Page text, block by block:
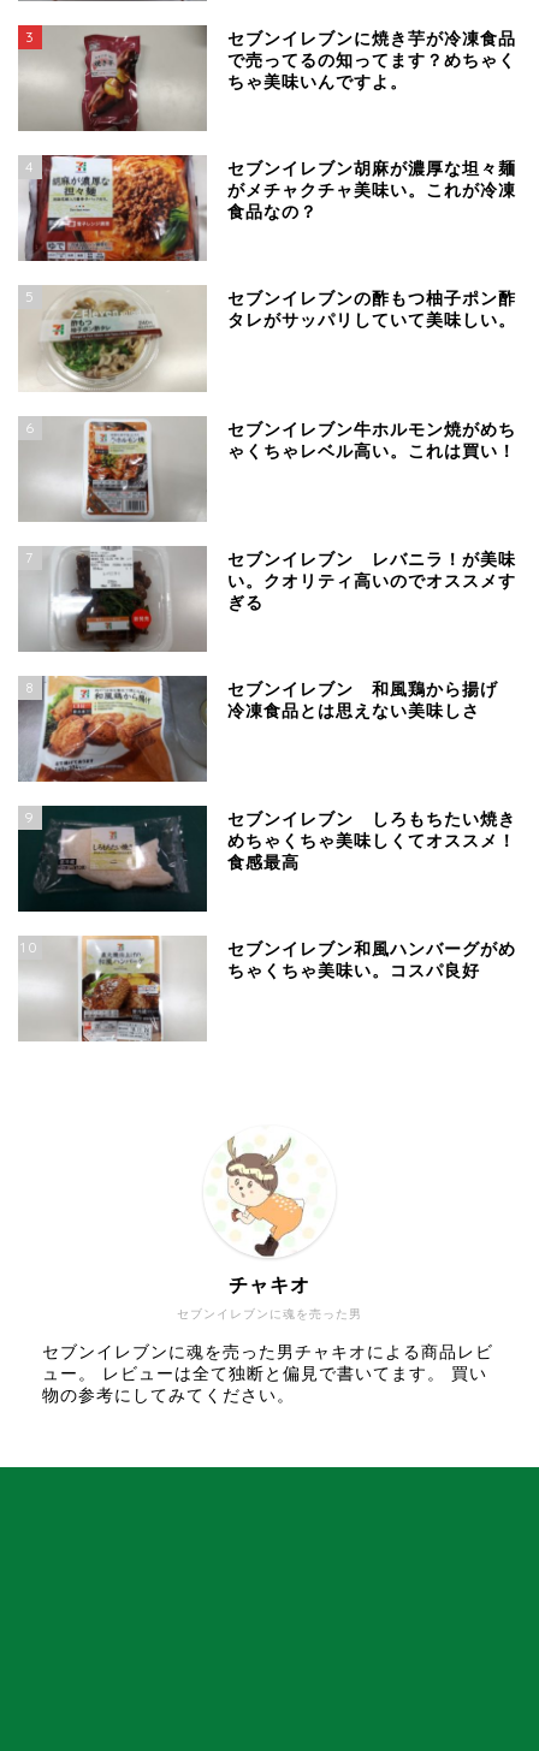
3
セブンイレブンに焼き芋が冷凍食品
で売ってるの知ってます？めちゃく
ちゃ美味いんですよ。
4
セブンイレブン胡麻が濃厚な坦々麺
がメチャクチャ美味い。これが冷凍
食品なの？
5
セブンイレブンの酢もつ柚子ポン酢
タレがサッパリしていて美味しい。
6
セブンイレブン牛ホルモン焼がめち
ゃくちゃレベル高い。これは買い！
7
セブンイレブン レバニラ！が美味
い。クオリティ高いのでオススメす
ぎる
8
セブンイレブン 和風鶏から揚げ
冷凍食品とは思えない美味しさ
9
セブンイレブン しろもちたい焼き
めちゃくちゃ美味しくてオススメ！
食感最高
10
セブンイレブン和風ハンバーグがめ
ちゃくちゃ美味い。コスパ良好
セブンイレブンに魂を売った男
チャキオ
セブンイレブンに魂を売った男チャキオによる商品レビ
ュー。 レビューは全て独断と偏見で書いてます。 買い
物の参考にしてみてください。